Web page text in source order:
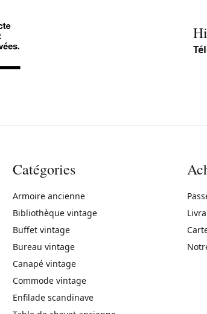
Catégories
Armoire ancienne
Bibliothèque vintage
Buffet vintage
Bureau vintage
Canapé vintage
Commode vintage
Enfilade scandinave